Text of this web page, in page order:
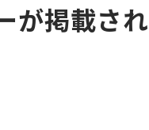
が掲載さ